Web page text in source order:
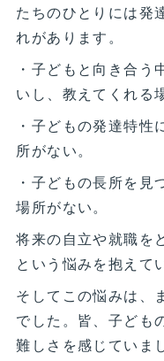
たちのひとりには発
れがあります。
・子どもと向き合う
いし、教えてくれる
・子どもの発達特性
所がない。
・子どもの長所を見
場所がない。
将来の自立や就職を
という悩みを抱えて
そしてこの悩みは、
でした。皆、子ども
難しさを感じていま